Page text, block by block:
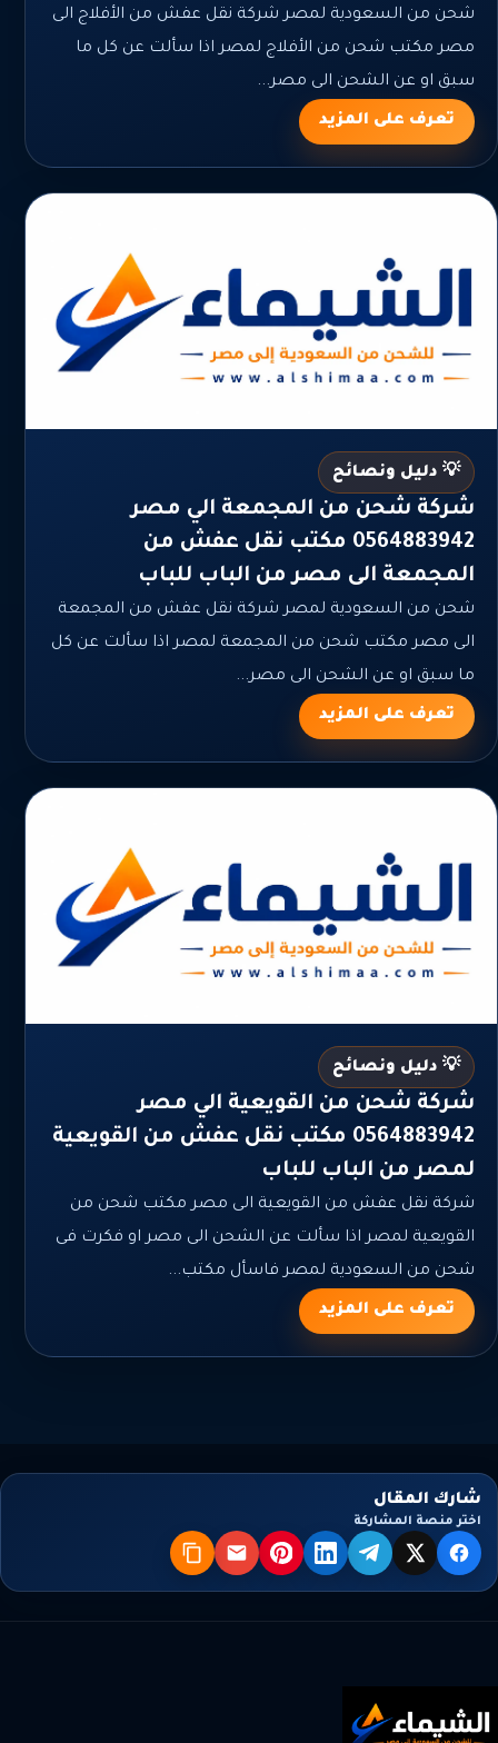
شحن من السعودية لمصر شركة نقل عفش من الأفلاج الى
مصر مكتب شحن من الأفلاج لمصر اذا سألت عن كل ما
سبق او عن الشحن الى مصر...
تعرف على المزيد
💡 دليل ونصائح
شركة شحن من المجمعة الي مصر
0564883942 مكتب نقل عفش من
المجمعة الى مصر من الباب للباب
شحن من السعودية لمصر شركة نقل عفش من المجمعة
الى مصر مكتب شحن من المجمعة لمصر اذا سألت عن كل
ما سبق او عن الشحن الى مصر...
تعرف على المزيد
💡 دليل ونصائح
شركة شحن من القويعية الي مصر
0564883942 مكتب نقل عفش من القويعية
لمصر من الباب للباب
شركة نقل عفش من القويعية الى مصر مكتب شحن من
القويعية لمصر اذا سألت عن الشحن الى مصر او فكرت فى
شحن من السعودية لمصر فاسأل مكتب...
تعرف على المزيد
شارك المقال
اختر منصة المشاركة
فيسبوك
X تيليجراملينكدإنبنترستالبريد نسخ